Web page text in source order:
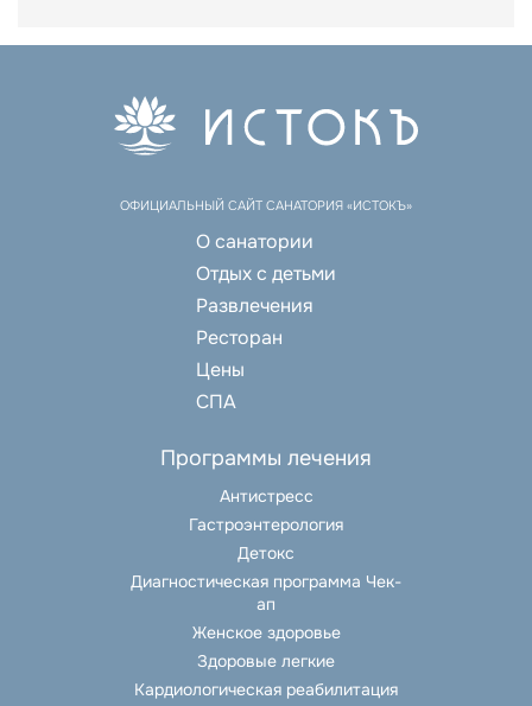
ОФИЦИАЛЬНЫЙ САЙТ САНАТОРИЯ «ИСТОКЪ»
О санатории
Отдых с детьми
Развлечения
Ресторан
Цены
СПА
Программы лечения
Антистресс
Гастроэнтерология
Детокс
Диагностическая программа Чек-
ап
Женское здоровье
Здоровые легкие
Кардиологическая реабилитация